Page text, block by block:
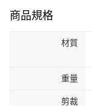
商品規格
材質
重量
剪裁